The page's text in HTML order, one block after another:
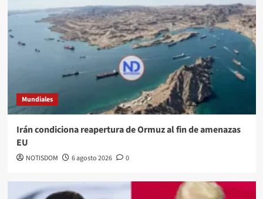
Mundiales
Irán condiciona reapertura de Ormuz al fin de amenazas
EU
NOTISDOM 6 agosto 2026 0